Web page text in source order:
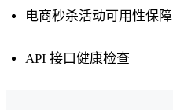
电商秒杀活动可用性保障
API 接口健康检查